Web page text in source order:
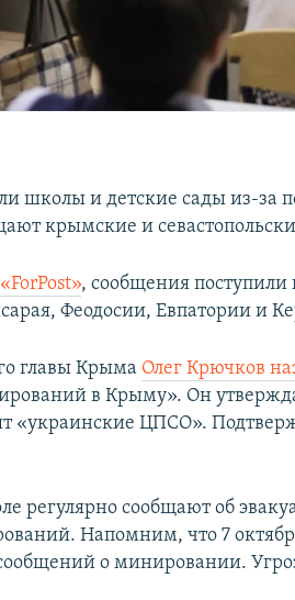
школы и детские сады из-за
крымские и
, сообщения
Феодосии, Евпатории и
главы Крыма Олег Крючков
в Крыму». Он
«украинские ЦПСО».
регулярно сообщают об
Напомним, что 7
о минировании.